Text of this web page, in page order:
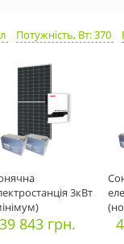
Потужність, Вт: 370
3кВт
39 843 грн.